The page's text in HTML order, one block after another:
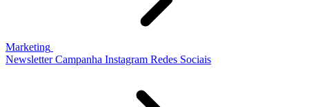
Marketing
Newsletter Campanha Instagram Redes Sociais